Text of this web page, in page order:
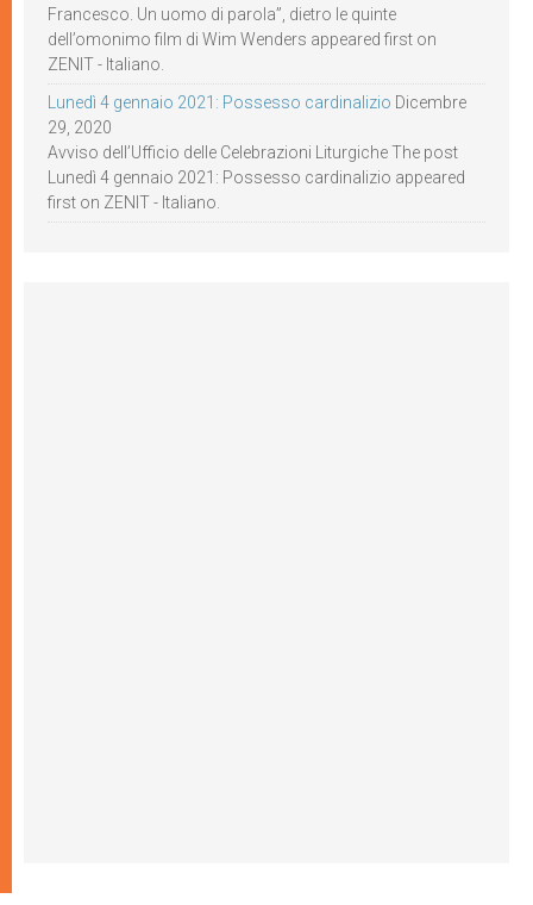
Francesco. Un uomo di parola”, dietro le quinte
dell’omonimo film di Wim Wenders appeared first on
ZENIT - Italiano.
Lunedì 4 gennaio 2021: Possesso cardinalizio Dicembre
29, 2020
Avviso dell’Ufficio delle Celebrazioni Liturgiche The post
Lunedì 4 gennaio 2021: Possesso cardinalizio appeared
first on ZENIT - Italiano.